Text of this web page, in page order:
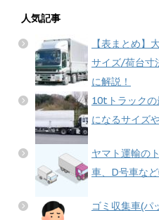
人気記事
【表まとめ
サイズ/荷台寸
に解説！
10tトラック
になるサイズ
ヤマト運輸の
車、D号車な
ゴミ収集車(